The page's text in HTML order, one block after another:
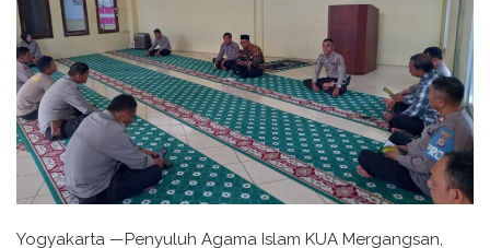
Yogyakarta —Penyuluh Agama Islam KUA Mergangsan,